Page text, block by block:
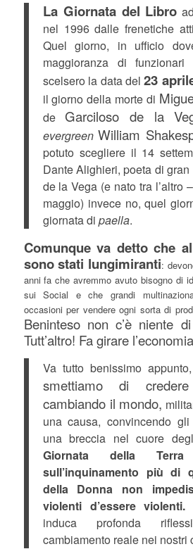
La Giornata del Libro
nel 1996 dalle frenetiche
Quel giorno, in ufficio
maggioranza di funzionari
scelsero la data del23
il giorno della morte di
de Garciloso de la
evergreen William
potuto scegliere il 14
Dante Alighieri, poeta di
de la Vega (e nato tra l’altro
maggio) invece no, quel
giornata di paella.
Comunque va detto che
sono stati lungimiranti:
anni fa che avremmo avuto bisogno di
sui Social e che grandi
occasioni per vendere ogni sorta di
Beninteso non c’è niente
Tutt’altro! Fa girare
Va tutto benissimo
smettiamo di
cambiando il mondo,
una causa, convincendo
una breccia nel cuore
Giornata della
sull’inquinamento più di
della Donna non
violenti d’essere violenti.
induca profonda
cambiamento reale nei nostri